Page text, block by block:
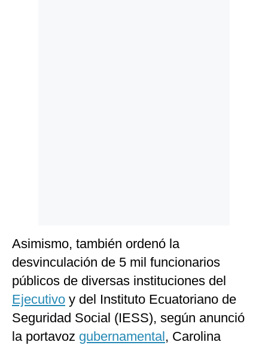
Asimismo, también ordenó la
desvinculación de 5 mil funcionarios
públicos de diversas instituciones del
Ejecutivo y del Instituto Ecuatoriano de
Seguridad Social (IESS), según anunció
la portavoz gubernamental, Carolina